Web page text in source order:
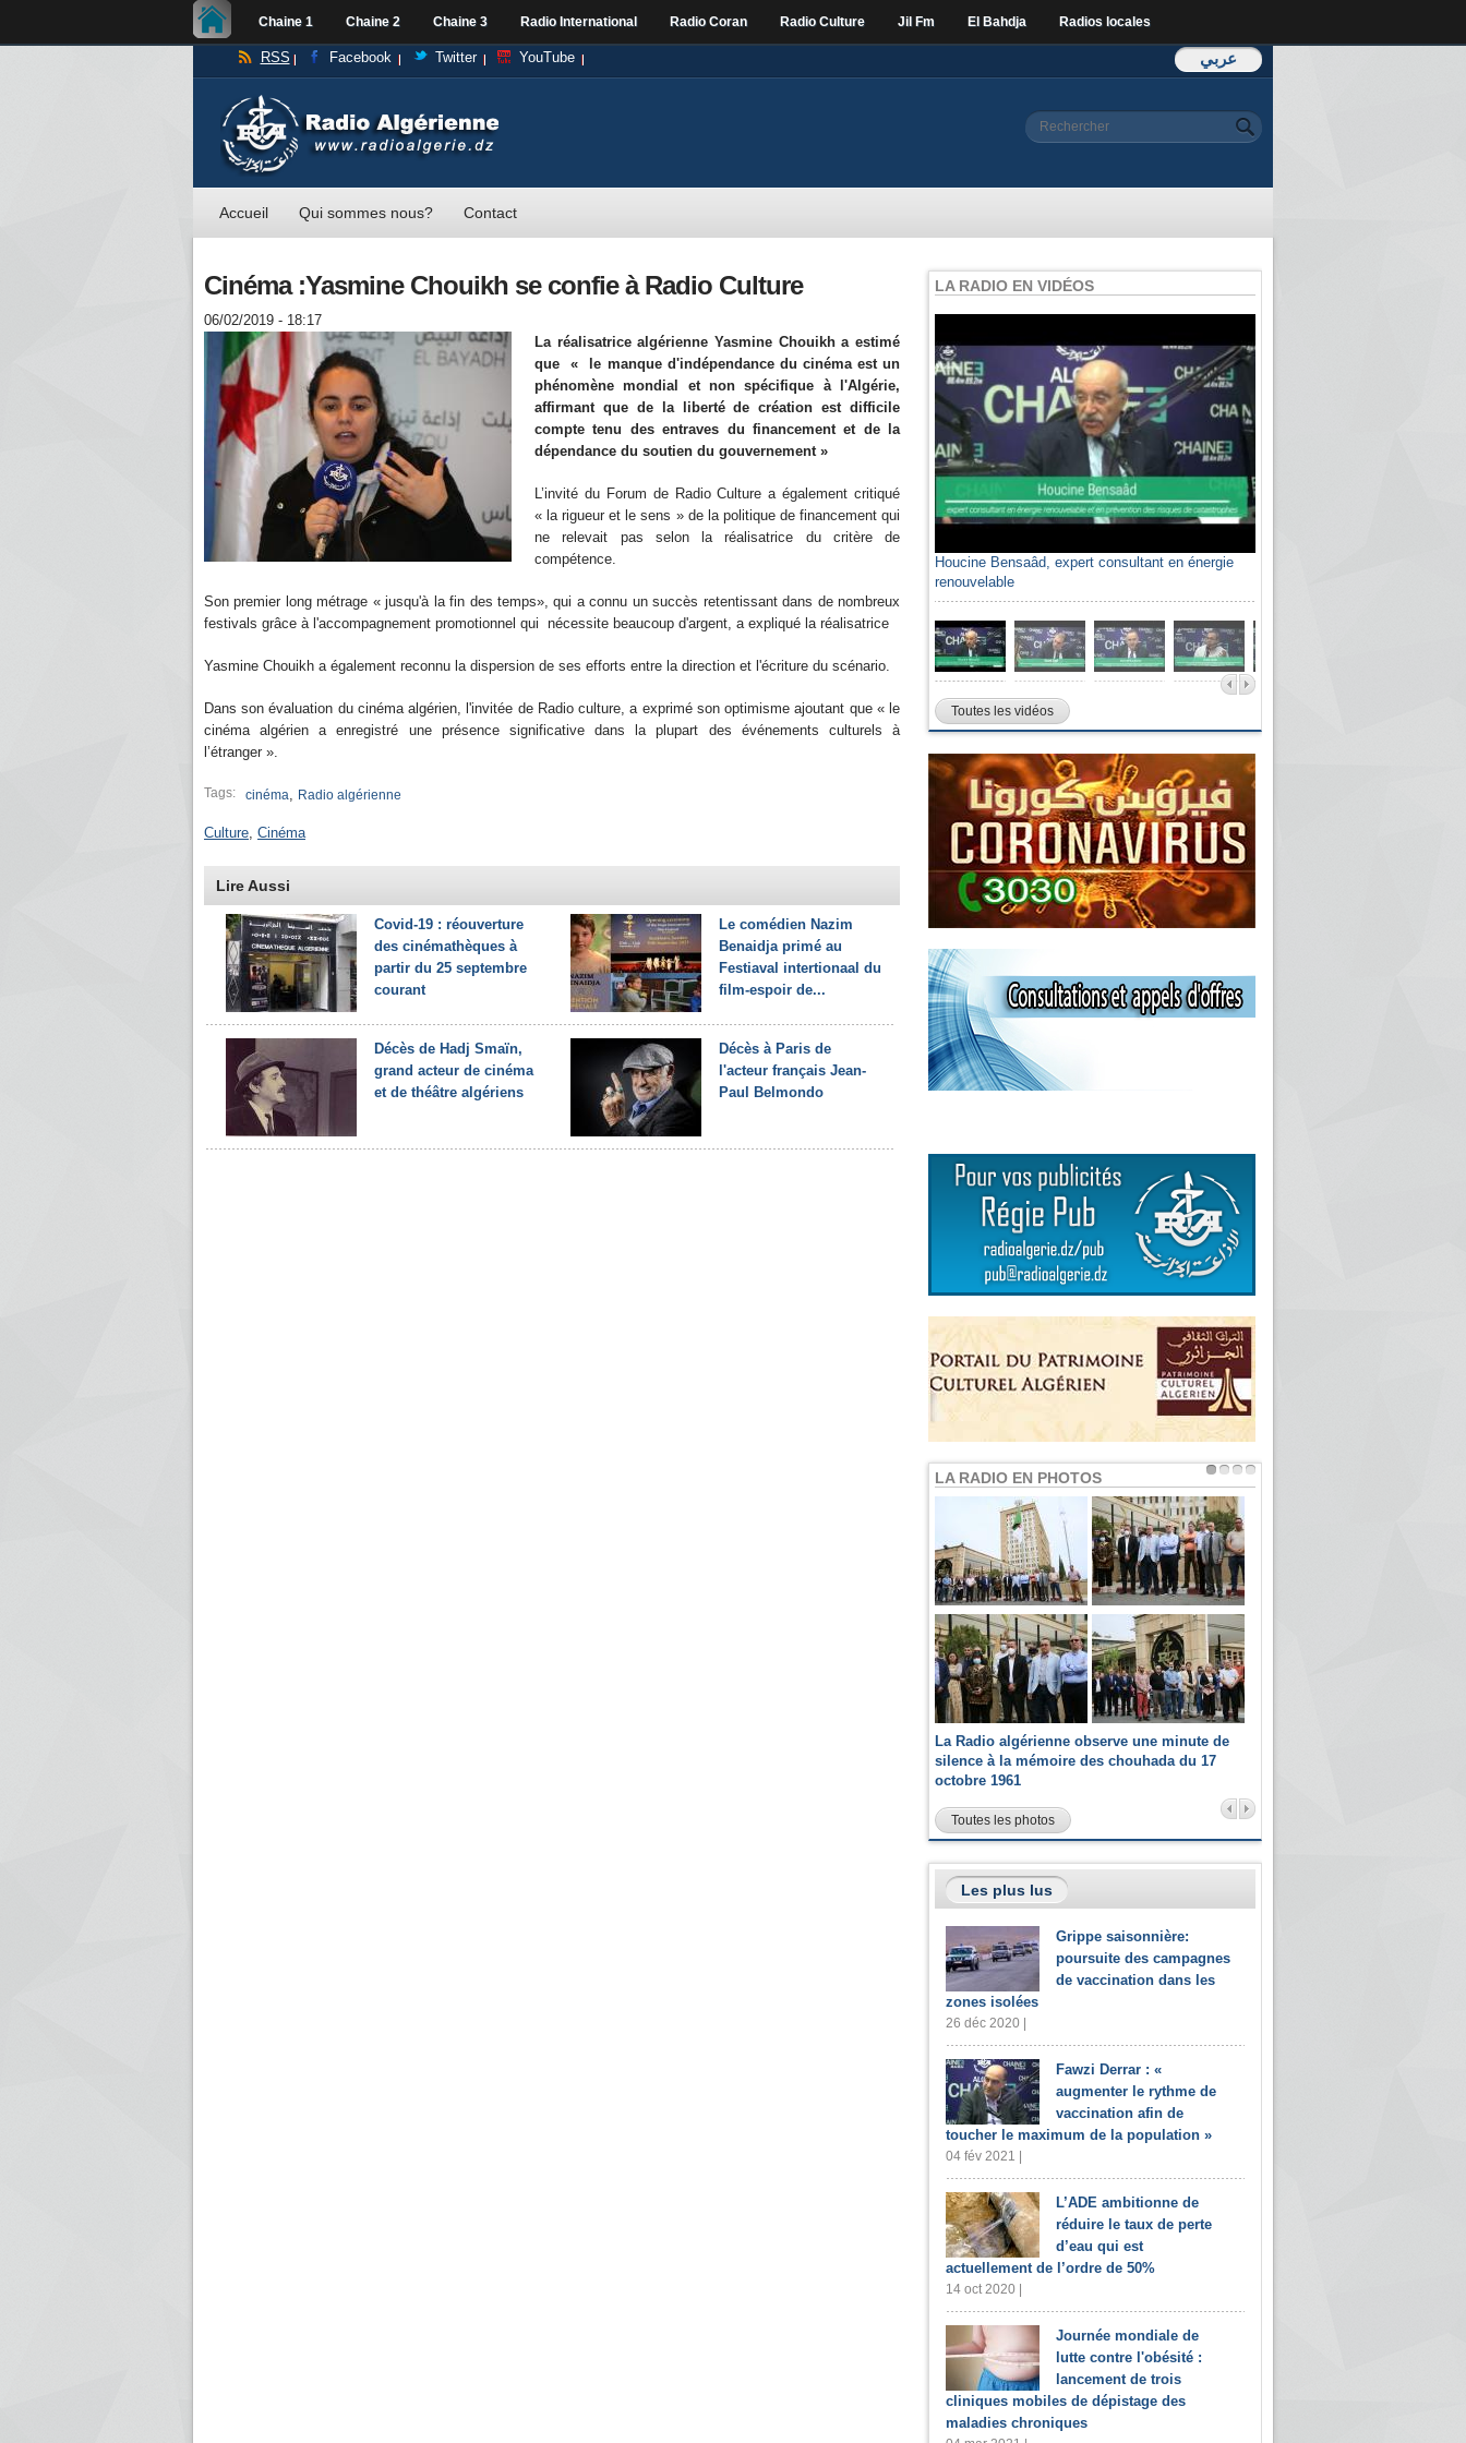
Chaine 1 Chaine 2 Chaine 3 Radio International Radio Coran Radio Culture Jil Fm El Bahdja Radios locales
عربي RSS Facebook Twitter YouTube
Formulaire de
Rechercher
Accueil Qui sommes nous? Contact
Cinéma :Yasmine Chouikh se confie à Radio Culture
06/02/2019 - 18:17
La réalisatrice algérienne Yasmine Chouikh a estimé
que « le manque d'indépendance du cinéma est un
phénomène mondial et non spécifique à l'Algérie,
affirmant que de la liberté de création est difficile
compte tenu des entraves du financement et de la
dépendance du soutien du gouvernement »
L’invité du Forum de Radio Culture a également critiqué
« la rigueur et le sens » de la politique de financement qui
ne relevait pas selon la réalisatrice du critère de
compétence.
Son premier long métrage « jusqu'à la fin des temps», qui a connu un succès retentissant dans de nombreux
festivals grâce à l'accompagnement promotionnel qui nécessite beaucoup d'argent, a expliqué la réalisatrice
Yasmine Chouikh a également reconnu la dispersion de ses efforts entre la direction et l'écriture du scénario.
Dans son évaluation du cinéma algérien, l'invitée de Radio culture, a exprimé son optimisme ajoutant que « le
cinéma algérien a enregistré une présence significative dans la plupart des événements culturels à
l’étranger ».
Tags: cinéma, Radio algérienne
Culture, Cinéma
Lire Aussi
Covid-19 : réouverture
des cinémathèques à
partir du 25 septembre
courant
Le comédien Nazim
Benaidja primé au
Festiaval intertionaal du
film-espoir de...
Décès de Hadj Smaïn,
grand acteur de cinéma
et de théâtre algériens
Décès à Paris de
l'acteur français Jean-
Paul Belmondo
LA RADIO EN VIDÉOS
Houcine Bensaâd, expert consultant en énergie
renouvelable
Toutes les vidéos
LA RADIO EN PHOTOS
La Radio algérienne observe une minute de
silence à la mémoire des chouhada du 17
octobre 1961
Toutes les photos
Les plus lus
Grippe saisonnière:
poursuite des campagnes
de vaccination dans les
zones isolées
26 déc 2020 |
Fawzi Derrar : «
augmenter le rythme de
vaccination afin de
toucher le maximum de la population »
04 fév 2021 |
L’ADE ambitionne de
réduire le taux de perte
d’eau qui est
actuellement de l’ordre de 50%
14 oct 2020 |
Journée mondiale de
lutte contre l'obésité :
lancement de trois
cliniques mobiles de dépistage des
maladies chroniques